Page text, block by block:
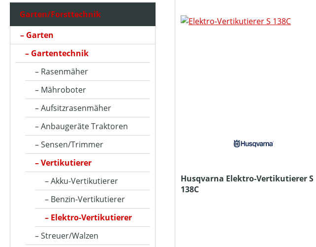
HERSTELLER
ARBEITSBREITE (IN CM)
ARBEITSSTUFENANZAHL
BETRIEBSART
FANGSACKVOLUMEN MAX (IN L)
FARBE (GERÄT)
FLÄCHENLEISTUNG MAX (IN M²)
Garten/Forsttechnik
Garten
Gartentechnik
Rasenmäher
Mähroboter
Aufsitzrasenmäher
Anbaugeräte Traktoren
Sensen/Trimmer
Vertikutierer
Akku-Vertikutierer
Benzin-Vertikutierer
Elektro-Vertikutierer
Streuer/Walzen
Husqvarna Elektro-Vertikutierer S
138C